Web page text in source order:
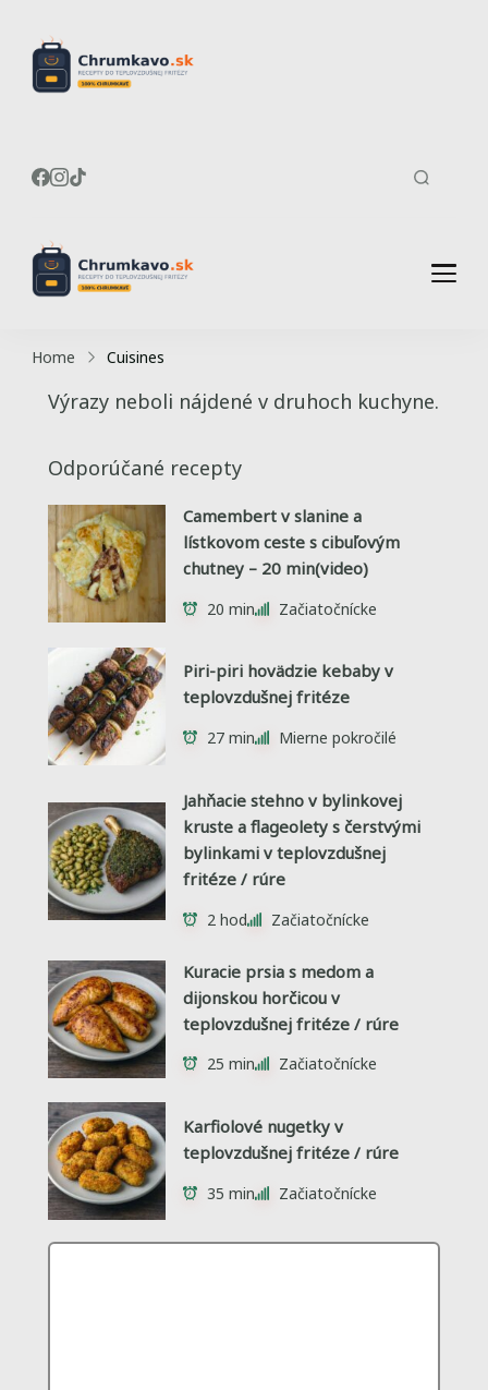
Home Cuisines
Výrazy neboli nájdené v druhoch kuchyne.
Odporúčané recepty
Camembert v slanine a
lístkovom ceste s cibuľovým
chutney – 20 min(video)
20 min Začiatočnícke
Piri-piri hovädzie kebaby v
teplovzdušnej fritéze
27 min Mierne pokročilé
Jahňacie stehno v bylinkovej
kruste a flageolety s čerstvými
bylinkami v teplovzdušnej
fritéze / rúre
2 hod Začiatočnícke
Kuracie prsia s medom a
dijonskou horčicou v
teplovzdušnej fritéze / rúre
25 min Začiatočnícke
Karfiolové nugetky v
teplovzdušnej fritéze / rúre
35 min Začiatočnícke